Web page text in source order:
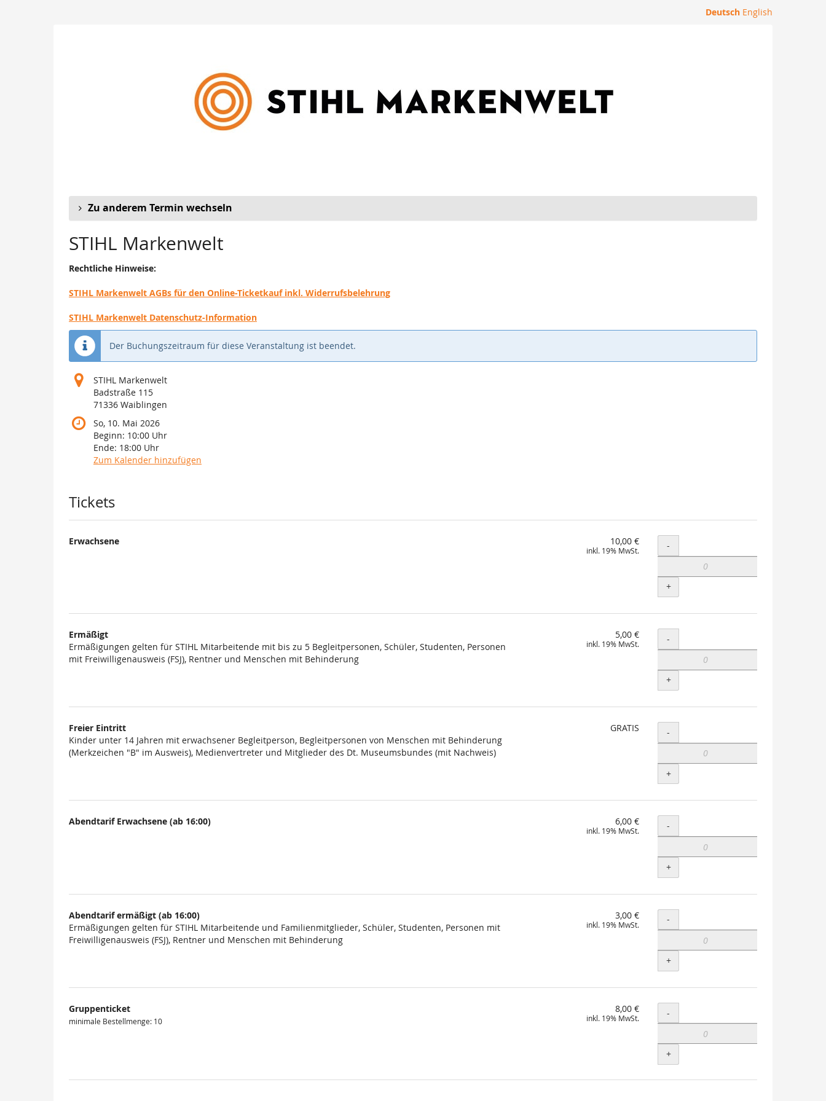
Deutsch English
Zu anderem Termin wechseln
STIHL Markenwelt
Rechtliche Hinweise:
STIHL Markenwelt AGBs für den Online-Ticketkauf inkl. Widerrufsbelehrung
STIHL Markenwelt Datenschutz-Information
Der Buchungszeitraum für diese Veranstaltung ist beendet.
STIHL Markenwelt
Badstraße 115
71336 Waiblingen
So, 10. Mai 2026
Beginn: 10:00 Uhr
Ende: 18:00 Uhr
Zum Kalender hinzufügen
Produkte
Tickets
Erwachsene 10,00 €
inkl. 19% MwSt. Menge
-
+
Ermäßigt
Ermäßigungen gelten für STIHL Mitarbeitende mit bis zu 5 Begleitpersonen, Schüler, Studenten, Personen
mit Freiwilligenausweis (FSJ), Rentner und Menschen mit Behinderung
5,00 €
inkl. 19% MwSt. Menge
-
+
Freier Eintritt
Kinder unter 14 Jahren mit erwachsener Begleitperson, Begleitpersonen von Menschen mit Behinderung
(Merkzeichen "B" im Ausweis), Medienvertreter und Mitglieder des Dt. Museumsbundes (mit Nachweis)
GRATIS Menge
-
+
Abendtarif Erwachsene (ab 16:00) 6,00 €
inkl. 19% MwSt. Menge
-
+
Abendtarif ermäßigt (ab 16:00)
Ermäßigungen gelten für STIHL Mitarbeitende und Familienmitglieder, Schüler, Studenten, Personen mit
Freiwilligenausweis (FSJ), Rentner und Menschen mit Behinderung
3,00 €
inkl. 19% MwSt. Menge
-
+
Gruppenticket
minimale Bestellmenge: 10
8,00 €
inkl. 19% MwSt. Menge
-
+